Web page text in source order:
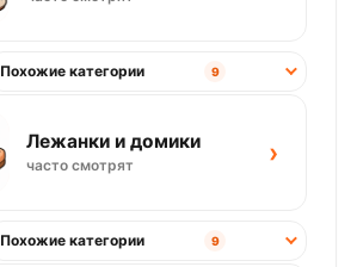
Похожие категории 9
Лежанки и домики
часто смотрят ›
Похожие категории 9